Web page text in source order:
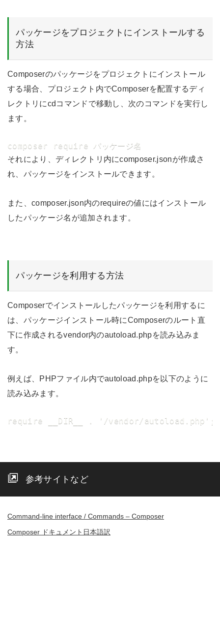
パッケージをプロジェクトにインストールする
方法
Composerのパッケージをプロジェクトにインストール
する場合、プロジェクト内でComposerを配置するディ
レクトリにcdコマンドで移動し、次のコマンドを実行し
ます。
composer require パッケージ名
それにより、ディレクトリ内にcomposer.jsonが作成さ
れ、パッケージをインストールできます。
また、composer.json内のrequireの値にはインストール
したパッケージ名が追加されます。
パッケージを利用する方法
Composerでインストールしたパッケージを利用するに
は、パッケージインストール時にComposerのルート直
下に作成されるvendor内のautoload.phpを読み込みま
す。
例えば、PHPファイル内でautoload.phpを以下のように
読み込みます。
require __DIR__ . '/vendor/autoload.php';
参考サイトなど
Command-line interface / Commands – Composer
Composer ドキュメント日本語訳